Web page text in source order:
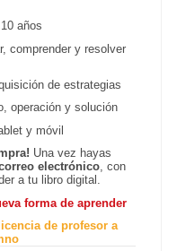
años
comprender y resolver
de estrategias
operación y solución
y móvil
Una vez hayas
electrónico, con
a tu libro digital.
forma de aprender
de profesor a